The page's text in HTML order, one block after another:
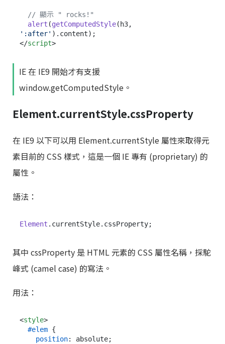
// 顯示 " rocks!"
alert (getComputedStyle
':after' ). content
</script>
IE 在 IE9 開始才有支援
window.getComputedStyle。
Element.currentStyle.cssProperty
在 IE9 以下可以用 Element.currentStyle 屬性來取得元
素目前的 CSS 樣式，這是一個 IE 專有 (proprietary) 的
屬性。
語法：
Element . currentStyle. cssProperty
其中 cssProperty 是 HTML 元素的 CSS 屬性名稱，採駝
峰式 (camel case) 的寫法。
用法：
<style>
#elem {
position: absolute;